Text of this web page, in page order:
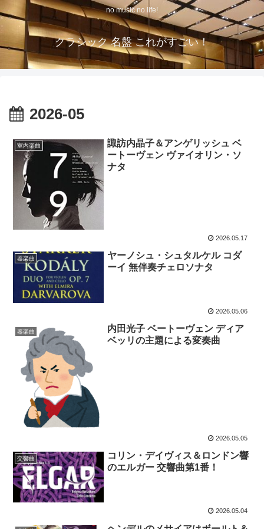
no music no life!
クラシック 名盤 これがすごい！
2026-05
室内楽曲
諏訪内晶子＆アンゲリッシュ ベ
ートーヴェン ヴァイオリン・ソ
ナタ
2026.05.17
器楽曲
ヤーノシュ・シュタルケル コダ
ーイ 無伴奏チェロソナタ
2026.05.06
器楽曲
内田光子 ベートーヴェン ディア
ベッリの主題による変奏曲
2026.05.05
交響曲
コリン・デイヴィス＆ロンドン響
のエルガー 交響曲第1番！
2026.05.04